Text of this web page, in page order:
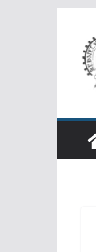
obsah